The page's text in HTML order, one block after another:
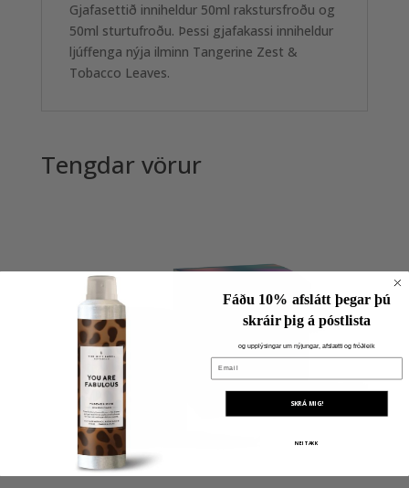
Gjafasettið inniheldur 50ml rakstursfroðu og
50ml sturtufroðu. Þessi gjafakassi inniheldur
ljúffenga nýja ilminn Tangerine Zest &
Tobacco Leaves.
Tengdar vörur
Fáðu 10% afslátt þegar þú
skráir þig á póstlista
og upplýsingar um nýjungar, afslætti og fróðleik
Email
SKRÁ MIG!
NEI TAKK